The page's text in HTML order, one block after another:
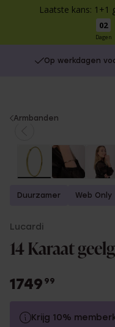
Laatste kans: 1+1
02
Dagen
Op werkdagen
You
here:
Armbanden
Duurzamer Web Only
Lucardi
14 Karaat
1749 99
Krijg 10%